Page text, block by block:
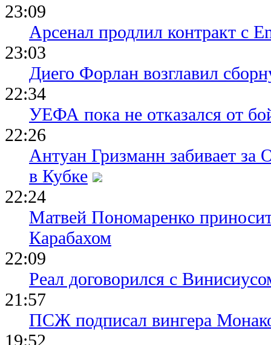
23:09
Арсенал продлил контракт с
23:03
Диего Форлан возглавил
22:34
УЕФА пока не отказался от
22:26
Антуан Гризманн забивает за
в Кубке
22:24
Матвей Пономаренко
Карабахом
22:09
Реал договорился с
21:57
ПСЖ подписал вингера
19:52